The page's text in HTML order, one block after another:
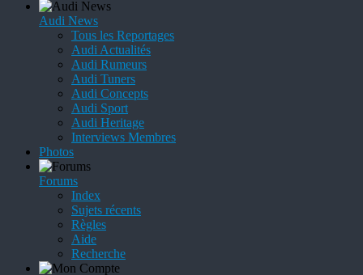
Audi News
Tous les Reportages
Audi Actualités
Audi Rumeurs
Audi Tuners
Audi Concepts
Audi Sport
Audi Heritage
Interviews Membres
Photos
Forums
Index
Sujets récents
Règles
Aide
Recherche